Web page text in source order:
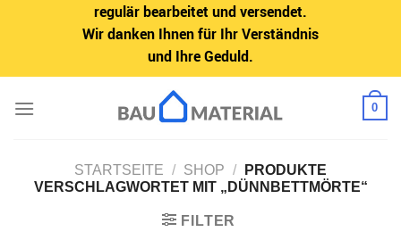
regulär bearbeitet und versendet.
Wir danken Ihnen für Ihr Verständnis
und Ihre Geduld.
Inhalt
0
STARTSEITE / SHOP /
PRODUKTE
VERSCHLAGWORTET MIT „DÜNNBETTMÖRTE“
FILTER